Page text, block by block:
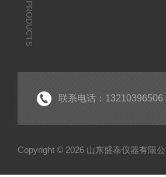
PRODUCTS
联系电话：13210396506
Copyright © 2026 山东盛泰仪器有限